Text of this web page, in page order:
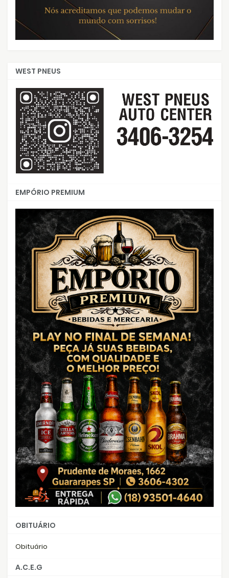
WEST PNEUS
EMPÓRIO PREMIUM
OBITUÁRIO
Obituário
A.C.E.G